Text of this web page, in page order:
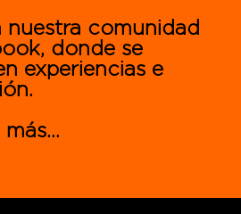
nuestra comunidad
donde se
experiencias e